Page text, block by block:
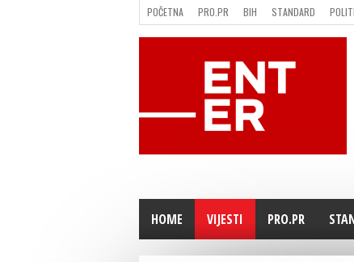
POČETNA PRO.PR BIH STANDARD
FILMING LOCATION IN BH
KONTAKT
HOME VIJESTI PRO.PR